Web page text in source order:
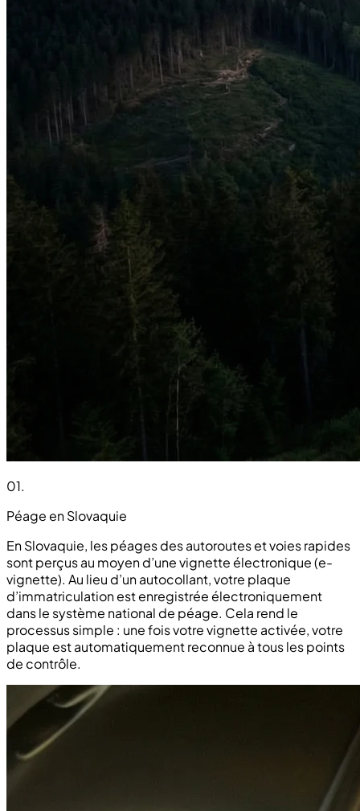
01.
Péage en Slovaquie
En Slovaquie, les péages des autoroutes et voies rapides
sont perçus au moyen d’une vignette électronique (e-
vignette). Au lieu d’un autocollant, votre plaque
d’immatriculation est enregistrée électroniquement
dans le système national de péage. Cela rend le
processus simple : une fois votre vignette activée, votre
plaque est automatiquement reconnue à tous les points
de contrôle.